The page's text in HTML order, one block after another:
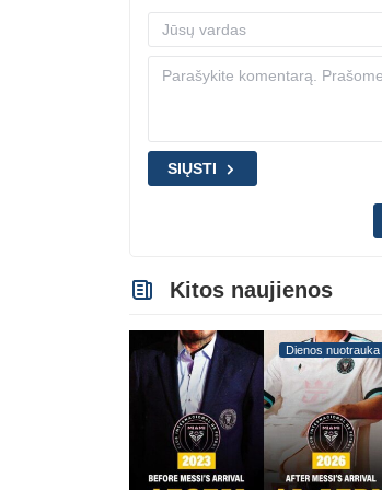
SIŲSTI
Kitos naujienos
Dienos nuotrauka